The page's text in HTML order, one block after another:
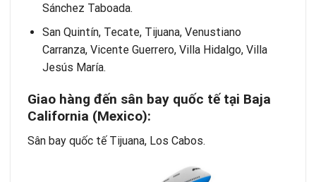
Sánchez Taboada.
San Quintín, Tecate, Tijuana, Venustiano
Carranza, Vicente Guerrero, Villa Hidalgo, Villa
Jesús María.
Giao hàng đến sân bay quốc tế tại Baja
California (Mexico):
Sân bay quốc tế Tijuana, Los Cabos.